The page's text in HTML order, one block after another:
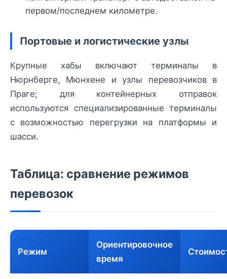
первом/последнем километре.
Портовые и логистические узлы
Крупные хабы включают терминалы в
Нюрнберге, Мюнхене и узлы перевозчиков в
Праге; для контейнерных отправок
используются специализированные терминалы
с возможностью перегрузки на платформы и
шасси.
Таблица: сравнение режимов
перевозок
Режим
Ориентировочное
время